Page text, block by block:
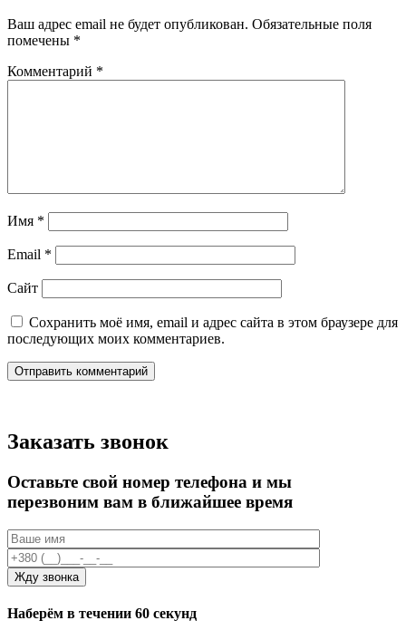
Ваш адрес email не будет опубликован. Обязательные поля
помечены *
Комментарий *
Имя *
Email *
Сайт
Сохранить моё имя, email и адрес сайта в этом браузере для
последующих моих комментариев.
Заказать звонок
Оставьте свой номер телефона и мы
перезвоним вам в ближайшее время
Наберём в течении 60 секунд